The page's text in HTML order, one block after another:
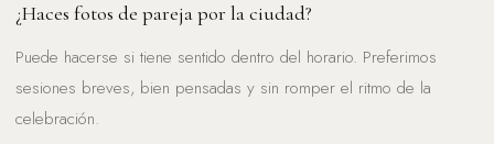
¿Haces fotos de pareja por la ciudad?
Puede hacerse si tiene sentido dentro del horario. Preferimos
sesiones breves, bien pensadas y sin romper el ritmo de la
celebración.